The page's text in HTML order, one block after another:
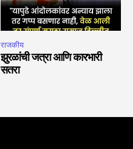
राजकीय
झुरळांची जत्रा आणि कारभारी
सतरा